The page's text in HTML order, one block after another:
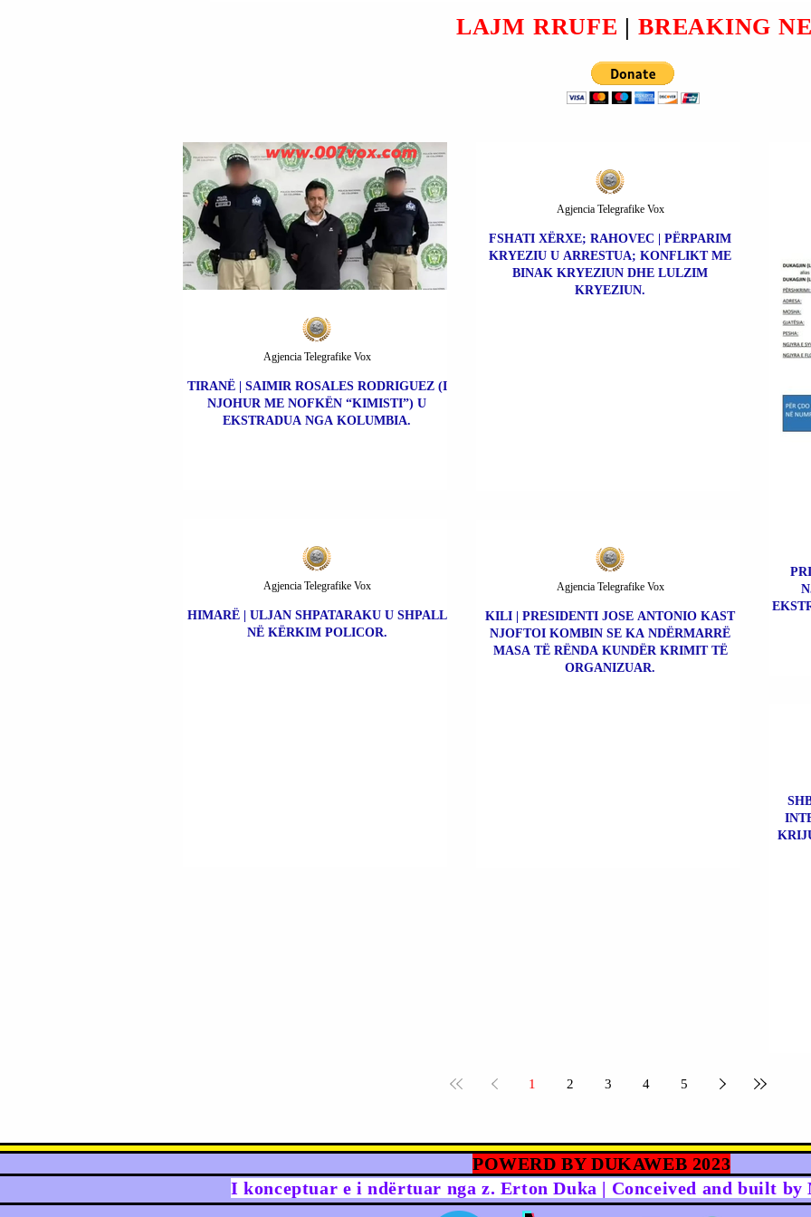
LAJM RRUFE | BREAKING
TIRANË | SAIMIR ROSALES RODRIGUEZ (I
NJOHUR ME NOFKËN “KIMISTI”) U
EKSTRADUA NGA KOLUMBIA.
Agjencia Telegrafike Vox
FSHATI XËRXE; RAHOVEC | PËRPARIM
KRYEZIU U ARRESTUA; KONFLIKT ME
BINAK KRYEZIUN DHE LULZIM
KRYEZIUN.
Agjencia Telegrafike Vox
HIMARË | ULJAN SHPATARAKU U SHPALL
NË KËRKIM POLICOR.
Agjencia Telegrafike Vox
KILI | PRESIDENTI JOSE ANTONIO KAST
NJOFTOI KOMBIN SE KA NDËRMARRË
MASA TË RËNDA KUNDËR KRIMIT TË
ORGANIZUAR.
Agjencia Telegrafike Vox
1 2 3 4 5
POWERD BY DUKAWEB 2023
I konceptuar e i ndërtuar nga z. Erton Duka | Conceived and built